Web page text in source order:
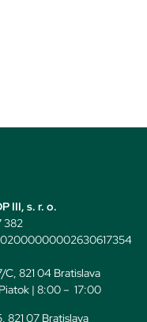
III, s. r. o.
382
C, 821 04 Bratislava
| 8:00 – 17:00
821 07 Bratislava